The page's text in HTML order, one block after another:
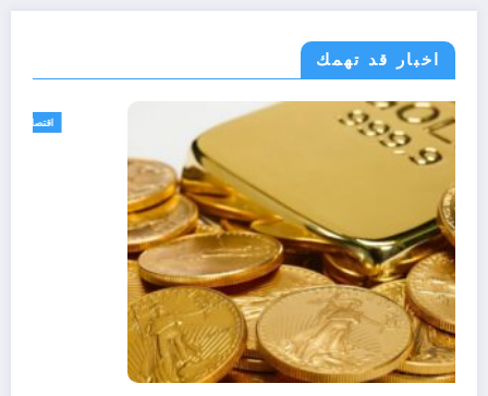
اخبار قد تهمك
الأقصى من النقود للسحب